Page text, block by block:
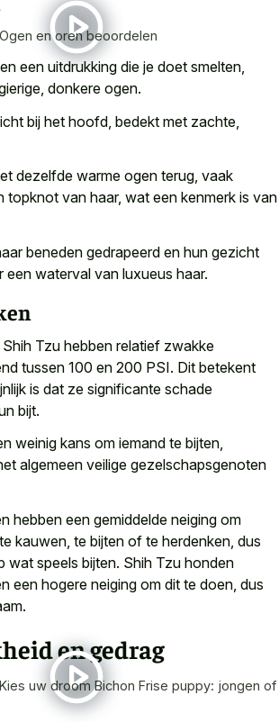
Ogen en oren beoordelen
een uitdrukking die je doet smelten,
donkere ogen.
bij het hoofd, bedekt met zachte,
dezelfde warme ogen terug, vaak
topknot van haar, wat een kenmerk is van
beneden gedrapeerd en hun gezicht
waterval van luxueus haar.
Tzu hebben relatief zwakke
tussen 100 en 200 PSI. Dit betekent
is dat ze significante schade
bijt.
weinig kans om iemand te bijten,
algemeen veilige gezelschapsgenoten
hebben een gemiddelde neiging om
kauwen, te bijten of te herdenken, dus
wat speels bijten. Shih Tzu honden
een hogere neiging om dit te doen, dus
en gedrag
Kies uw droom Bichon Frise puppy: jongen of